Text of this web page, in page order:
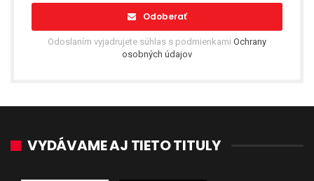
Odoberať
Odoslaním vyjadrujete súhlas s podmienkami Ochrany
osobných údajov
VYDÁVAME AJ TIETO TITULY